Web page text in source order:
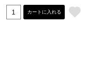
カートに入れる